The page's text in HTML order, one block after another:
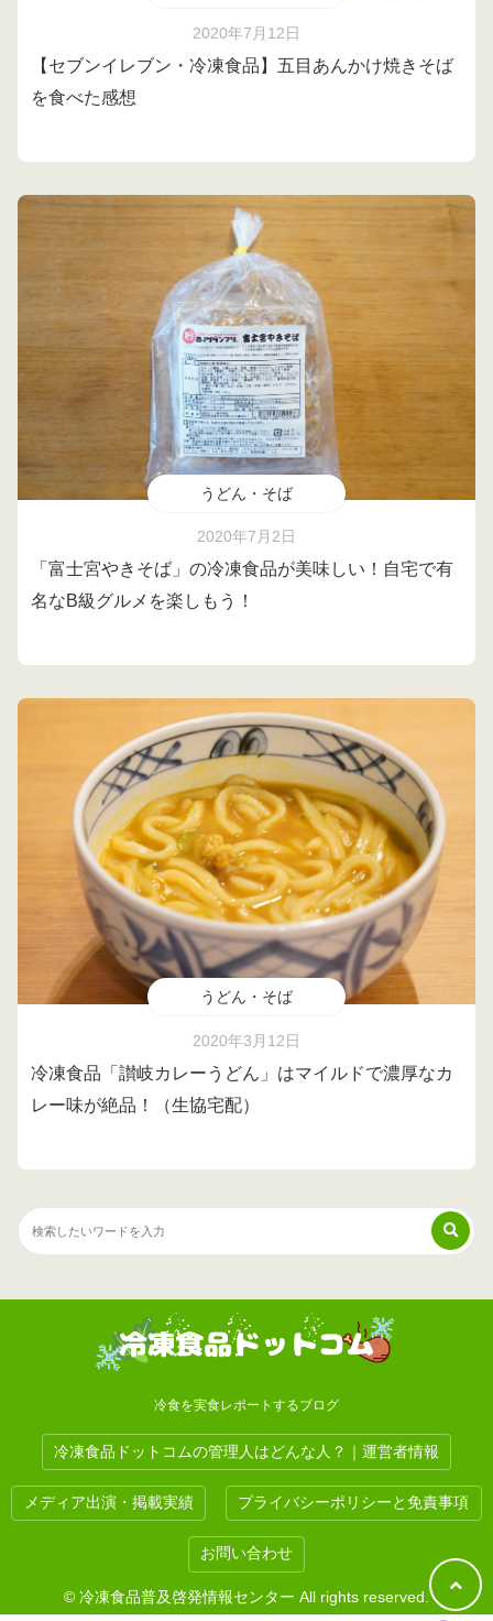
2020年7月12日
【セブンイレブン・冷凍食品】五目あんかけ焼きそば
を食べた感想
うどん・そば
2020年7月2日
「富士宮やきそば」の冷凍食品が美味しい！自宅で有
名なB級グルメを楽しもう！
うどん・そば
2020年3月12日
冷凍食品「讃岐カレーうどん」はマイルドで濃厚なカ
レー味が絶品！（生協宅配）
冷食を実食レポートするブログ
冷凍食品ドットコムの管理人はどんな人？｜運営者情報
メディア出演・掲載実績 プライバシーポリシーと免責事項
お問い合わせ
© 冷凍食品普及啓発情報センター All rights reserved.